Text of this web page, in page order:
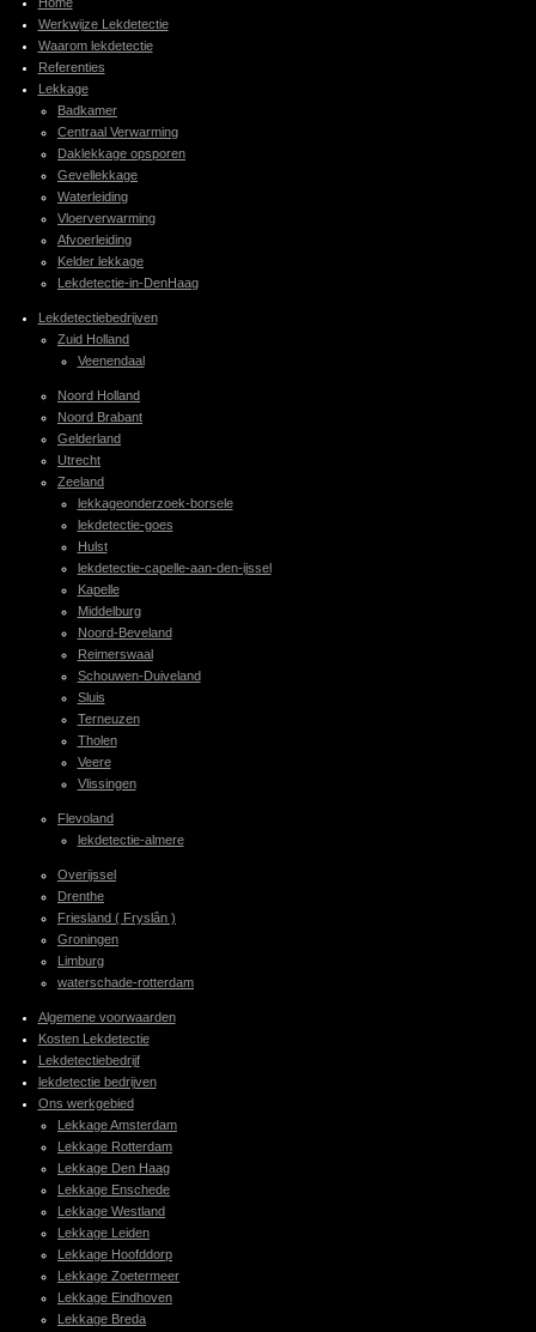
Home
Werkwijze Lekdetectie
Waarom lekdetectie
Referenties
Lekkage
Badkamer
Centraal Verwarming
Daklekkage opsporen
Gevellekkage
Waterleiding
Vloerverwarming
Afvoerleiding
Kelder lekkage
Lekdetectie-in-DenHaag
Lekdetectiebedrijven
Zuid Holland
Veenendaal
Noord Holland
Noord Brabant
Gelderland
Utrecht
Zeeland
lekkageonderzoek-borsele
lekdetectie-goes
Hulst
lekdetectie-capelle-aan-den-ijssel
Kapelle
Middelburg
Noord-Beveland
Reimerswaal
Schouwen-Duiveland
Sluis
Terneuzen
Tholen
Veere
Vlissingen
Flevoland
lekdetectie-almere
Overijssel
Drenthe
Friesland ( Fryslân )
Groningen
Limburg
waterschade-rotterdam
Algemene voorwaarden
Kosten Lekdetectie
Lekdetectiebedrijf
lekdetectie bedrijven
Ons werkgebied
Lekkage Amsterdam
Lekkage Rotterdam
Lekkage Den Haag
Lekkage Enschede
Lekkage Westland
Lekkage Leiden
Lekkage Hoofddorp
Lekkage Zoetermeer
Lekkage Eindhoven
Lekkage Breda